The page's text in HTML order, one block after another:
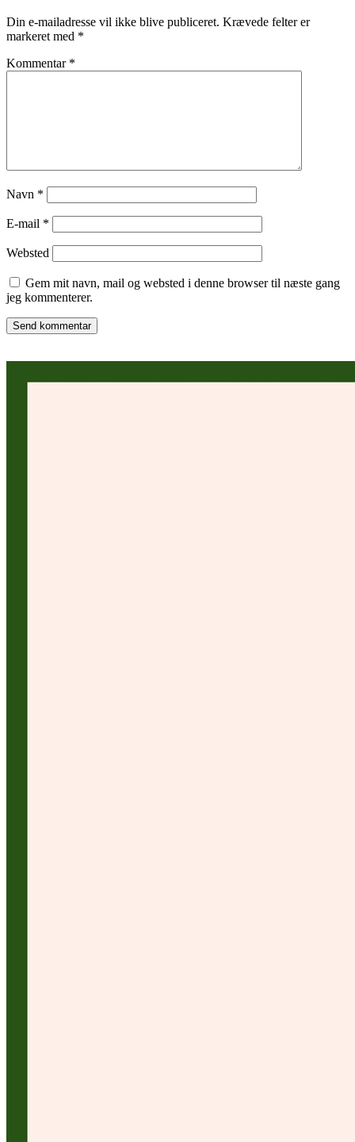
Din e-mailadresse vil ikke blive publiceret. Krævede felter er
markeret med *
Kommentar *
Navn *
E-mail *
Websted
Gem mit navn, mail og websted i denne browser til næste gang
jeg kommenterer.